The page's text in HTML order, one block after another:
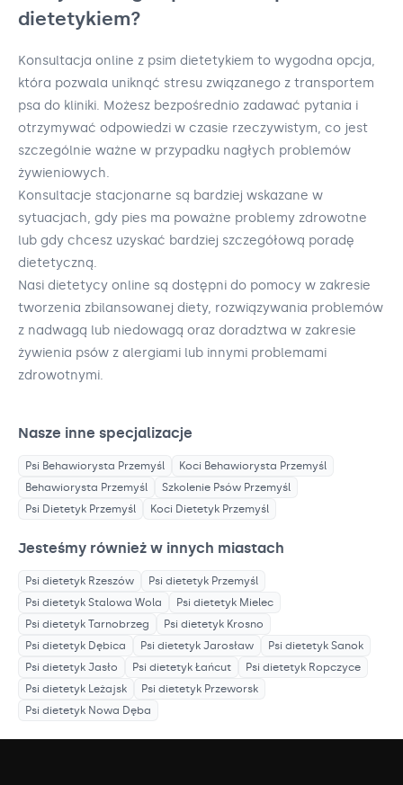
dietetykiem?
Konsultacja online z psim dietetykiem to wygodna opcja,
która pozwala uniknąć stresu związanego z transportem
psa do kliniki. Możesz bezpośrednio zadawać pytania i
otrzymywać odpowiedzi w czasie rzeczywistym, co jest
szczególnie ważne w przypadku nagłych problemów
żywieniowych.
Konsultacje stacjonarne są bardziej wskazane w
sytuacjach, gdy pies ma poważne problemy zdrowotne
lub gdy chcesz uzyskać bardziej szczegółową poradę
dietetyczną.
Nasi dietetycy online są dostępni do pomocy w zakresie
tworzenia zbilansowanej diety, rozwiązywania problemów
z nadwagą lub niedowagą oraz doradztwa w zakresie
żywienia psów z alergiami lub innymi problemami
zdrowotnymi.
Nasze inne specjalizacje
Psi Behawiorysta Przemyśl Koci Behawiorysta Przemyśl
Behawiorysta Przemyśl Szkolenie Psów Przemyśl
Psi Dietetyk Przemyśl Koci Dietetyk Przemyśl
Jesteśmy również w innych miastach
Psi dietetyk Rzeszów Psi dietetyk Przemyśl
Psi dietetyk Stalowa Wola Psi dietetyk Mielec
Psi dietetyk Tarnobrzeg Psi dietetyk Krosno
Psi dietetyk Dębica Psi dietetyk Jarosław Psi dietetyk Sanok
Psi dietetyk Jasło Psi dietetyk Łańcut Psi dietetyk Ropczyce
Psi dietetyk Leżajsk Psi dietetyk Przeworsk
Psi dietetyk Nowa Dęba